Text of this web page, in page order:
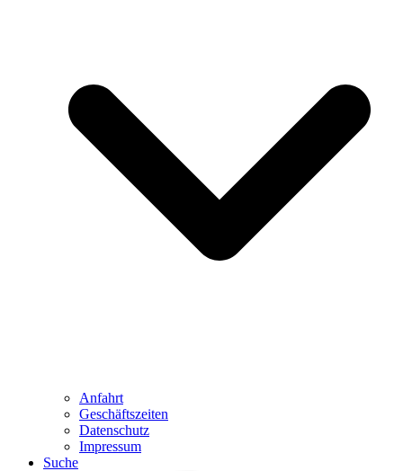
Anfahrt
Geschäftszeiten
Datenschutz
Impressum
Suche